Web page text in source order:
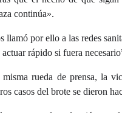
continúa».
llamó por ello a las redes
rápido si fuera
rueda de prensa, la
casos del brote se dieron